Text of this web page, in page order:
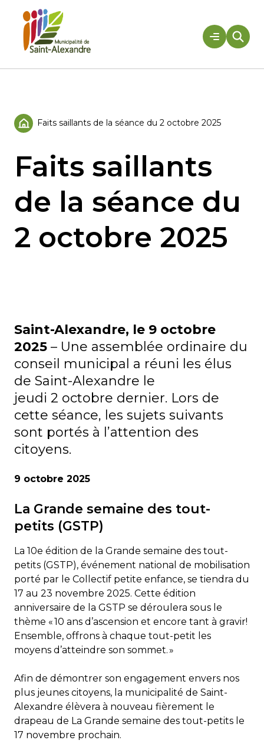
contenu
Accueil Faits saillants de la séance du 2 octobre 2025
Faits saillants
de la séance du
2 octobre 2025
Saint-Alexandre, le 9 octobre
2025 – Une assemblée ordinaire du
conseil municipal a réuni les élus
de Saint-Alexandre le
jeudi 2 octobre dernier. Lors de
cette séance, les sujets suivants
sont portés à l’attention des
citoyens.
9 octobre 2025
La Grande semaine des tout-
petits (GSTP)
La 10e édition de la Grande semaine des tout-
petits (GSTP), événement national de mobilisation
porté par le Collectif petite enfance, se tiendra du
17 au 23 novembre 2025. Cette édition
anniversaire de la GSTP se déroulera sous le
thème « 10 ans d’ascension et encore tant à gravir!
Ensemble, offrons à chaque tout-petit les
moyens d’atteindre son sommet. »
Afin de démontrer son engagement envers nos
plus jeunes citoyens, la municipalité de Saint-
Alexandre élèvera à nouveau fièrement le
drapeau de La Grande semaine des tout-petits le
17 novembre prochain.